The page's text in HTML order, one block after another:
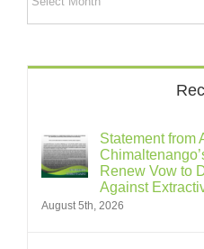
Statement from
Renew Vow to
Against
August 5th, 2026